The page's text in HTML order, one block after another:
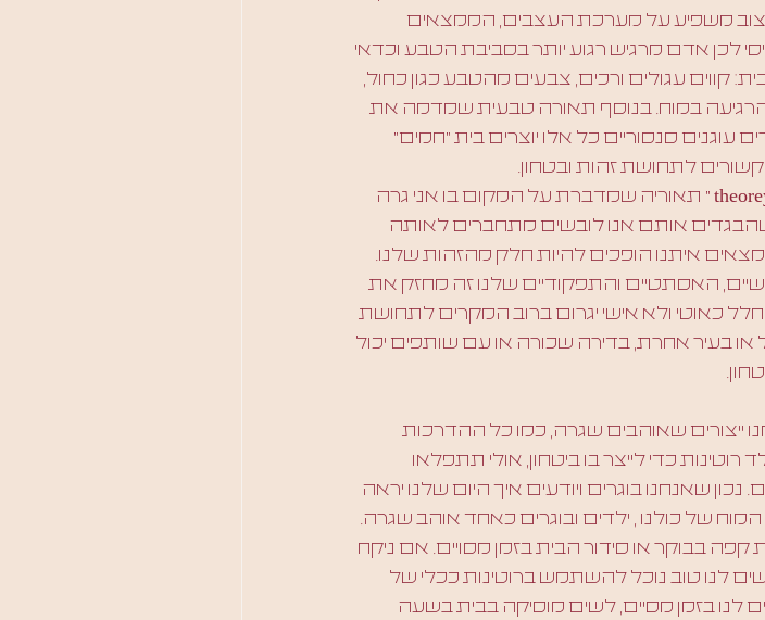
משפיע על מערכת העצבים, הממצאים
לכן אדם מרגיש רגוע יותר בסביבת הטבע וכדאי
קווים עגולים ורכים, צבעים מהטבע כגון כחול,
הרגיעה במוח. בנוסף תאורה טבעית שמדמה את
סנסוריים כל אלו יוצרים בית ״חמים״
לתחושת זהות ובטחון.
התאוריה של ההמשכיות ״theorey of self extension ״ תאוריה שמדברת על המקום בו אני גרה
אותם אנו לובשים מתחברים לאותה
איתנו הופכים להיות חלק מהזהות שלנו.
האסתטיים והתפקודיים שלנו זה מחזק את
כאוטי ולא אישי יגרום ברוב המקרים לתחושת
או בעיר אחרת, בדירה שכורה או עם שותפים יכול
ייצורים שאוהבים שגרה, כמו כל ההדרכות
כדי לייצר בו ביטחון, אולי תתפלאו
שאנחנו בוגרים ויודעים איך היום שלנו יראה
של כולנו , ילדים ובוגרים כאחד אוהב שגרה.
בבוקר או סידור הבית בזמן מסויים. אם ניקח
לנו טוב נוכל להשתמש ברוטינות ככלי של
לנו בזמן מסיים, לשים מוסיקה בבית בשעה